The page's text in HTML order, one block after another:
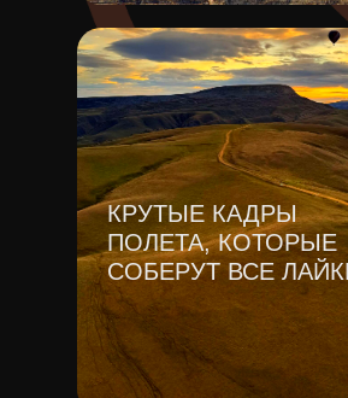
КРУТЫЕ КАДРЫ
ПОЛЕТА, КОТОРЫЕ
СОБЕРУТ ВСЕ